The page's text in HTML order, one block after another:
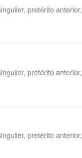
pretérito
pretérito
pretérito